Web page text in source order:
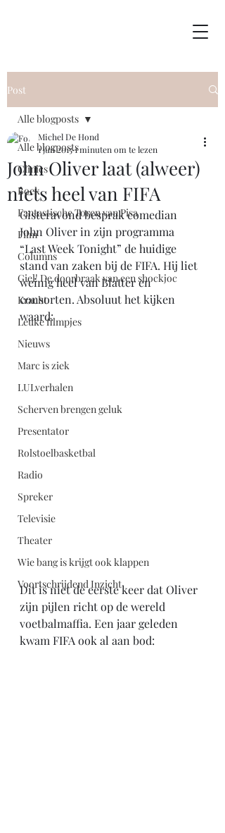
Post
Alle blogposts
Clinics
Boek
Fantastische Toren van Pisa
Film
Columns
Giel! De doorbraak van een shockjoc
Kracht
Leuke filmpjes
Nieuws
Marc is ziek
LULverhalen
Scherven brengen geluk
Presentator
Rolstoelbasketbal
Radio
Spreker
Televisie
Theater
Wie bang is krijgt ook klappen
Voortschrijdend Inzicht
Alle blogposts
John Oliver laat (alweer)
niets heel van FIFA
Michel De Hond
1 jun 20151 minuten om te lezen
Gisteravond besprak comedian
John Oliver in zijn programma
“Last Week Tonight” de huidige
stand van zaken bij de FIFA. Hij liet
weinig heel van Blatter en
consorten. Absoluut het kijken
waard:
Dit is niet de eerste keer dat Oliver
zijn pijlen richt op de wereld
voetbalmaffia. Een jaar geleden
kwam FIFA ook al aan bod: